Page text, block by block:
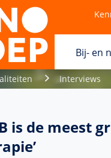
Bij- en
Interviews
is de meest